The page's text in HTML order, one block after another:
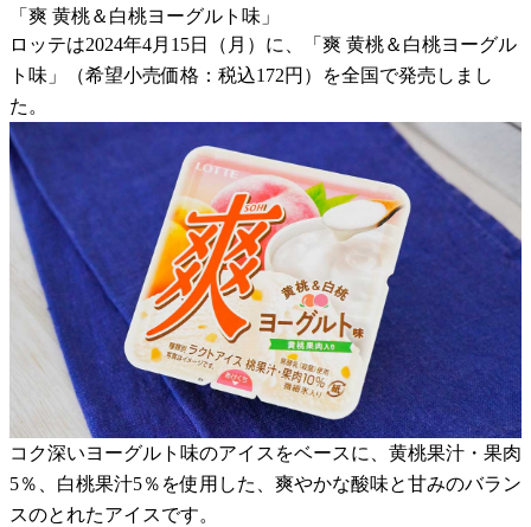
「爽 黄桃＆白桃ヨーグルト味」
ロッテは2024年4月15日（月）に、「爽 黄桃＆白桃ヨーグル
ト味」（希望小売価格：税込172円）を全国で発売しまし
た。
コク深いヨーグルト味のアイスをベースに、黄桃果汁・果肉
5％、白桃果汁5％を使用した、爽やかな酸味と甘みのバラン
スのとれたアイスです。